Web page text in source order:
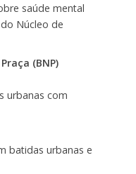
saúde mental
Núcleo de
(BNP)
urbanas com
batidas urbanas e